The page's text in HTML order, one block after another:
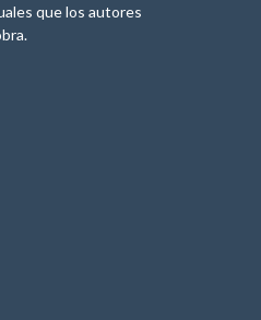
que los autores